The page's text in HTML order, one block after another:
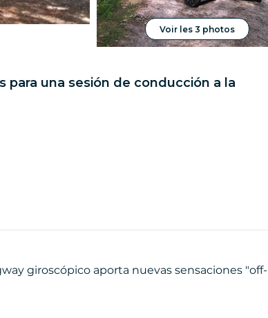
Voir les 3 photos
para una sesión de conducción a la
giroscópico aporta nuevas sensaciones "off-